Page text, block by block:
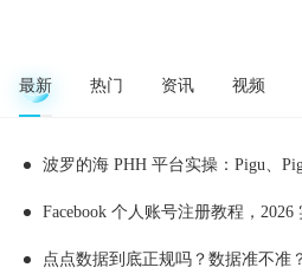
最新 热门 资讯 视频
波罗的海 PHH 平台实操：Pigu、
Facebook 个人账号注册教程，
点点数据到底正规吗？数据准不准